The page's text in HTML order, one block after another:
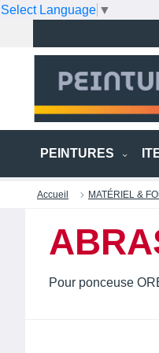
Select Language ▼
PEINTURES
Accueil MATÉRIEL &
Pour ponceuse